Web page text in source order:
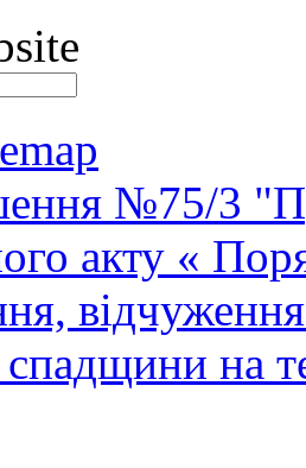
№75/3
акту «
спадщини на